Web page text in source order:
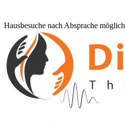
Hausbesuche nach Absprache möglich